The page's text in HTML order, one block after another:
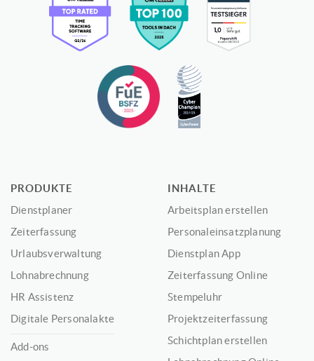
PRODUKTE
Dienstplaner
Zeiterfassung
Urlaubsverwaltung
Lohnabrechnung
HR Assistenz
Digitale Personalakte
Add-ons
INHALTE
Arbeitsplan erstellen
Personaleinsatzplanung
Dienstplan App
Zeiterfassung Online
Stempeluhr
Projektzeiterfassung
Schichtplan erstellen